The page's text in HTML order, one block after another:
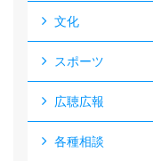
文化
スポーツ
広聴広報
各種相談